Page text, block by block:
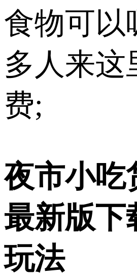
食物可以
多人来这
费;
夜市小吃
最新版下
玩法